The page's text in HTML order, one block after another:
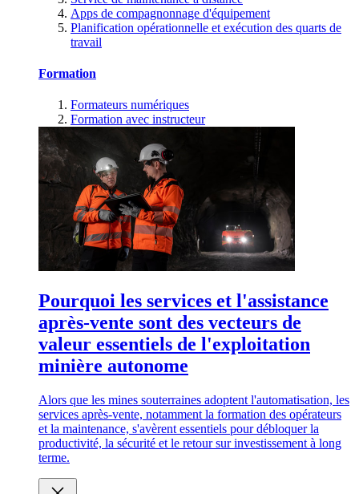
Apps de compagnonnage d'équipement
Planification opérationnelle et exécution des quarts de
travail
Formation
Formateurs numériques
Formation avec instructeur
Pourquoi les services et l'assistance
après-vente sont des vecteurs de
valeur essentiels de l'exploitation
minière autonome
Alors que les mines souterraines adoptent l'automatisation, les
services après-vente, notamment la formation des opérateurs
et la maintenance, s'avèrent essentiels pour débloquer la
productivité, la sécurité et le retour sur investissement à long
terme.